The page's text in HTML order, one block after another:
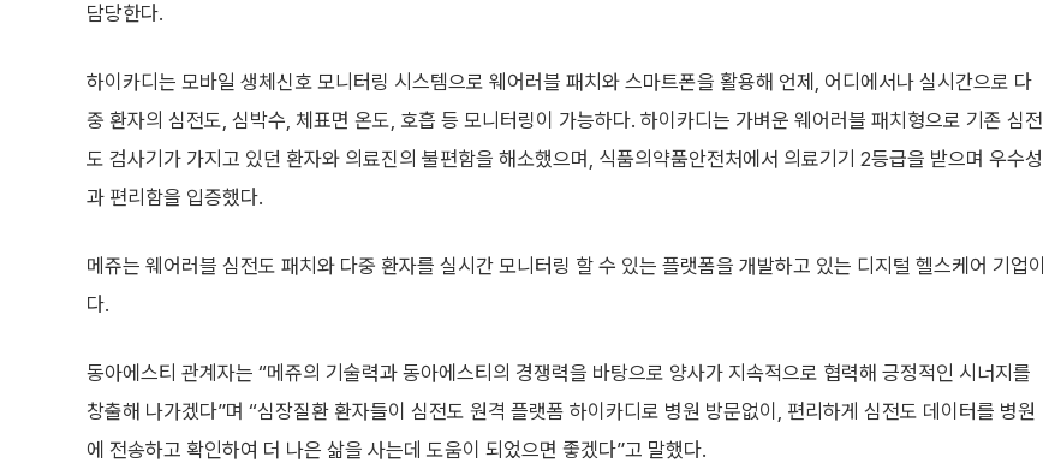
담당한다.
하이카디는 모바일 생체신호 모니터링 시스템으로 웨어러블 패치와 스마트폰을 활용해 언제, 어디에서나 실시간으로 다
중 환자의 심전도, 심박수, 체표면 온도, 호흡 등 모니터링이 가능하다. 하이카디는 가벼운 웨어러블 패치형으로 기존 심전
도 검사기가 가지고 있던 환자와 의료진의 불편함을 해소했으며, 식품의약품안전처에서 의료기기 2등급을 받으며 우수성
과 편리함을 입증했다.
메쥬는 웨어러블 심전도 패치와 다중 환자를 실시간 모니터링 할 수 있는 플랫폼을 개발하고 있는 디지털 헬스케어 기업이
다.
동아에스티 관계자는 “메쥬의 기술력과 동아에스티의 경쟁력을 바탕으로 양사가 지속적으로 협력해 긍정적인 시너지를
창출해 나가겠다”며 “심장질환 환자들이 심전도 원격 플랫폼 하이카디로 병원 방문없이, 편리하게 심전도 데이터를 병원
에 전송하고 확인하여 더 나은 삶을 사는데 도움이 되었으면 좋겠다”고 말했다.